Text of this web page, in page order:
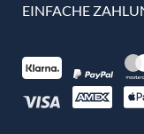
EINFACHE